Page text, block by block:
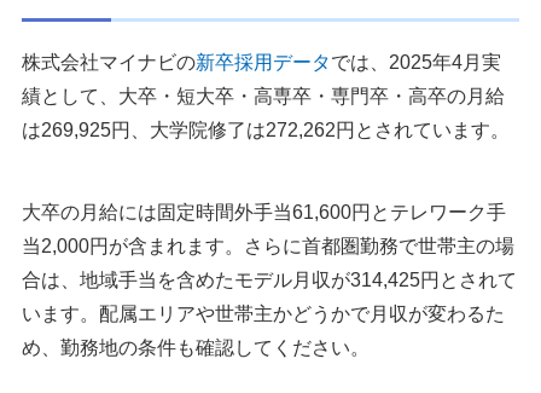
株式会社マイナビの新卒採用データでは、2025年4月実
績として、大卒・短大卒・高専卒・専門卒・高卒の月給
は269,925円、大学院修了は272,262円とされています。
大卒の月給には固定時間外手当61,600円とテレワーク手
当2,000円が含まれます。さらに首都圏勤務で世帯主の場
合は、地域手当を含めたモデル月収が314,425円とされて
います。配属エリアや世帯主かどうかで月収が変わるた
め、勤務地の条件も確認してください。